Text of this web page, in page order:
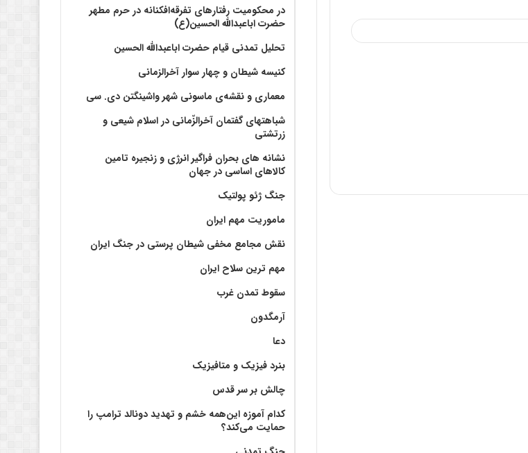
در محکومیت رفتارهای تفرقه‌افکنانه در حرم مطهر
حضرت اباعبدالله الحسین(ع)
تحلیل تمدنی قیام حضرت اباعبدالله الحسین
کنیسه شیطان و چهار سوار آخرالزمانی
معماری و نقشه‌ی ماسونی شهر واشينگتن دی. سی
شباهتهای گفتمان آخر‌الزّمانی در اسلام شیعی و
زرتشتی
نشانه های بحران فراگیر انرژی و زنجیره تامین
کالاهای اساسی در جهان
جنگ ژئو پولتیک
ماموریت مهم ایران
نقش مجامع مخفی شیطان پرستی در جنگ ایران
مهم ترین سلاح ایران
سقوط تمدن غرب
آرمگدون
دعا
بنرد فیزیک و متافیزیک
چالش بر سر قدس
کدام آموزه این‌همه خشم و تهدید دونالد ترامپ را
حمایت می‌کند؟